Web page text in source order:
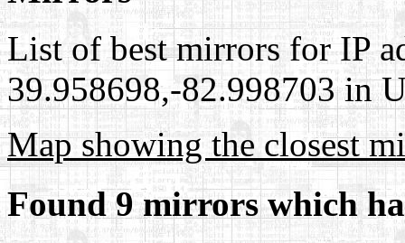
List of best mirrors for IP
39.958698,-82.998703 in
Map showing the closest
Found 9 mirrors which